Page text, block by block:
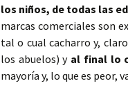
los niños, de todas las
marcas comerciales son
tal o cual cacharro y,
los abuelos) y al final lo
mayoría y, lo que es peor,